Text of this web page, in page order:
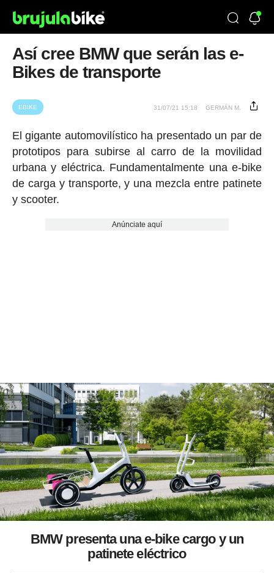
Así cree BMW que serán las e-
Bikes de transporte
EBIKE 31/07/21 15:18 GERMÁN M.
El gigante automovilístico ha presentado un par de
prototipos para subirse al carro de la movilidad
urbana y eléctrica. Fundamentalmente una e-bike
de carga y transporte, y una mezcla entre patinete
y scooter.
Anúnciate aquí
BMW presenta una e-bike cargo y un
patinete eléctrico